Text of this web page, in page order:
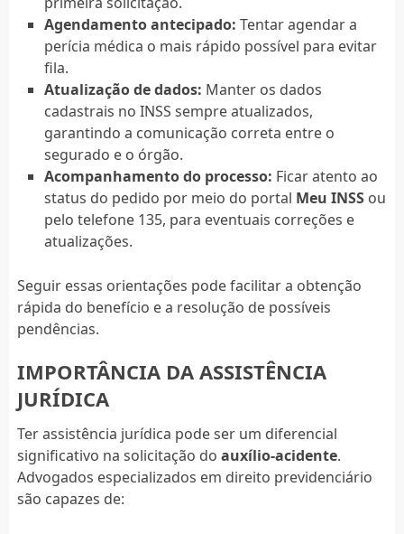
Agendamento antecipado: Tentar agendar a
perícia médica o mais rápido possível para evitar
fila.
Atualização de dados: Manter os dados
cadastrais no INSS sempre atualizados,
garantindo a comunicação correta entre o
segurado e o órgão.
Acompanhamento do processo: Ficar atento ao
status do pedido por meio do portal Meu INSSou
pelo telefone 135, para eventuais correções e
atualizações.
Seguir essas orientações pode facilitar a obtenção
rápida do benefício e a resolução de possíveis
pendências.
IMPORTÂNCIA DA ASSISTÊNCIA
JURÍDICA
Ter assistência jurídica pode ser um diferencial
significativo na solicitação do auxílio-acidente.
Advogados especializados em direito previdenciário
são capazes de: